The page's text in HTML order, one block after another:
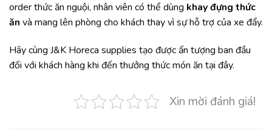
order thức ăn nguội, nhân viên có thể dùng khay đựng thức
ăn và mang lên phòng cho khách thay vì sự hỗ trợ của xe đẩy.
Hãy cùng J&K Horeca supplies tạo được ấn tượng ban đầu
đối với khách hàng khi đến thưởng thức món ăn tại đây.
Xin mời đánh giá!